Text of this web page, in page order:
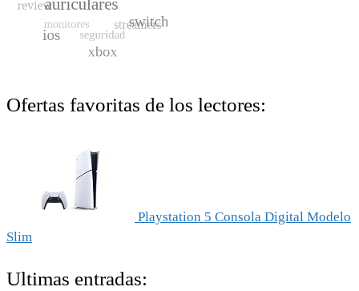
Ofertas favoritas de los lectores:
Playstation 5 Consola Digital Modelo
Slim
Ultimas entradas: